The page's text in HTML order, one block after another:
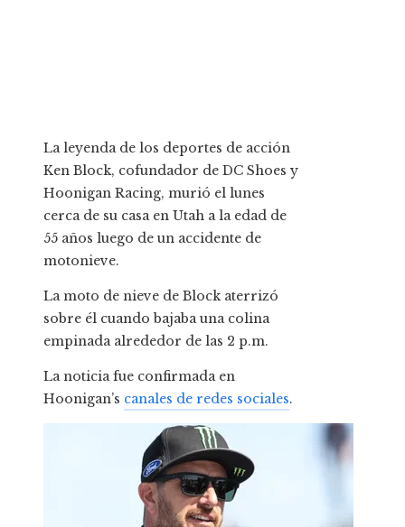
La leyenda de los deportes de acción
Ken Block, cofundador de DC Shoes y
Hoonigan Racing, murió el lunes
cerca de su casa en Utah a la edad de
55 años luego de un accidente de
motonieve.
La moto de nieve de Block aterrizó
sobre él cuando bajaba una colina
empinada alrededor de las 2 p.m.
La noticia fue confirmada en
Hoonigan’s canales de redes sociales.